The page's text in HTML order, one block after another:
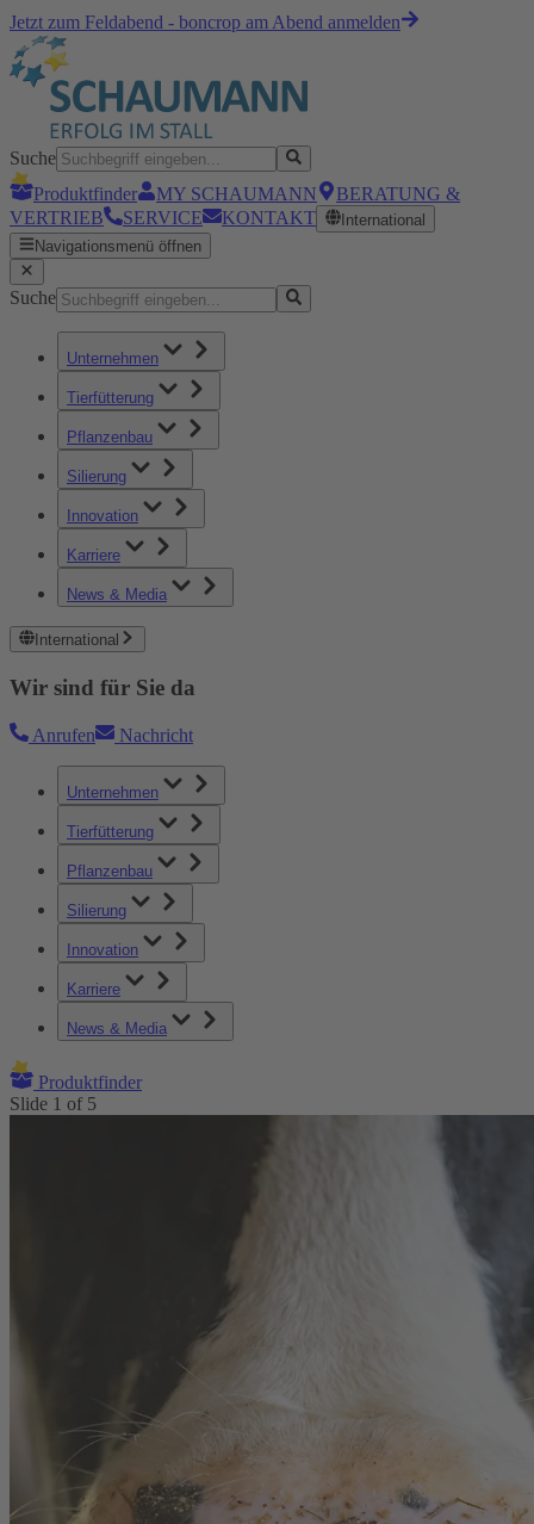
Jetzt zum Feldabend - boncrop am Abend anmelden
Suche
Produktfinder
MY SCHAUMANN
BERATUNG &
VERTRIEB
SERVICE KONTAKT
International
Navigationsmenü öffnen
Suche
Unternehmen
Tierfütterung
Pflanzenbau
Silierung
Innovation
Karriere
News & Media
International
Wir sind für Sie da
Anrufen Nachricht
Unternehmen
Tierfütterung
Pflanzenbau
Silierung
Innovation
Karriere
News & Media
Produktfinder
Slide 1 of 5